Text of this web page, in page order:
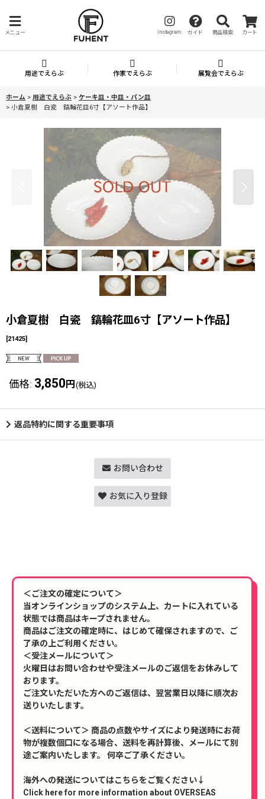
メニュー instagram ガイド 商品検索 カート
用途でえらぶ 作家でえらぶ 展覧会でえらぶ
ホーム > 用途でえらぶ > ケーキ皿・中皿・パン皿
> 小倉夏樹 白瓷 鎬輪花皿6寸【アソート作品】
小倉夏樹 白瓷 鎬輪花皿6寸【アソート作品】
[21425]
価格: 3,850 円 (税込)
返品特約に関する重要事項
お問い合わせ
お気に入り登録
＜ご注文の確定について＞
当オンラインショップのシステム上、カートに入れている
状態では商品はキープされません。
商品はご注文の確定時に、はじめて確保されますので、ご
了承の上ご利用ください。
＜受注メールについて＞
火曜日はお問い合わせや受注メールのご返信をお休みして
おります。
ご注文いただいた方へのご返信は、翌営業日以降に順次お
送りいたします。
＜送料について＞ 商品の点数やサイズにより発送時にお荷
物が複数個口になる場合、送料を再計算後、メールにて別
途ご案内いたします。 何卒ご了承ください。
海外への発送についてはこちらをご覧ください↓
Click here for more information about OVERSEAS